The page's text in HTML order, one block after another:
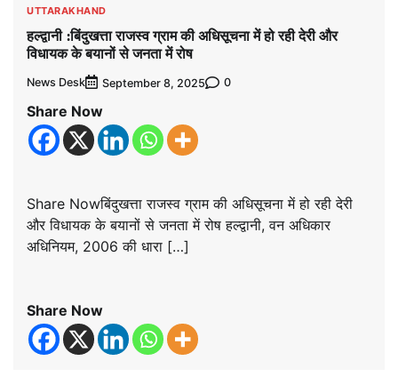
UTTARAKHAND
हल्द्वानी :बिंदुखत्ता राजस्व ग्राम की अधिसूचना में हो रही देरी और
विधायक के बयानों से जनता में रोष
News Desk September 8, 2025 0
Share Now
Share Nowबिंदुखत्ता राजस्व ग्राम की अधिसूचना में हो रही देरी
और विधायक के बयानों से जनता में रोष हल्द्वानी, वन अधिकार
अधिनियम, 2006 की धारा […]
Share Now